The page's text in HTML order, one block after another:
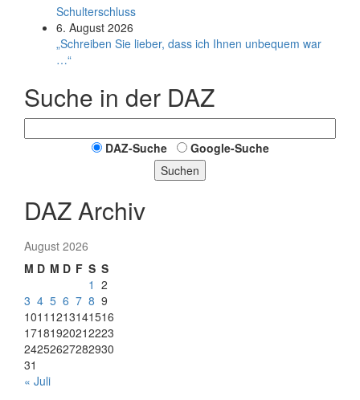
Schulterschluss
6. August 2026
„Schreiben Sie lieber, dass ich Ihnen unbequem war
…“
Suche in der DAZ
DAZ-Suche
Google-Suche
Suchen
DAZ Archiv
August 2026
M D M D F S S
1 2
3 4 5 6 7 8 9
1011 1213141516
17181920212223
24252627282930
31
« Juli